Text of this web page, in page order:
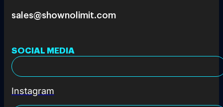
sales@shownolimit.com
SOCIAL MEDIA
Instagram